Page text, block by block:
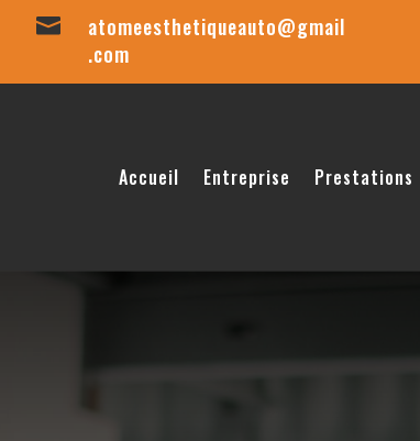

atomeesthetiqueauto@gmail
.com
Accueil Entreprise Prestations